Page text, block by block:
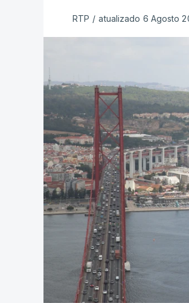
RTP / atualizado 6 Agosto